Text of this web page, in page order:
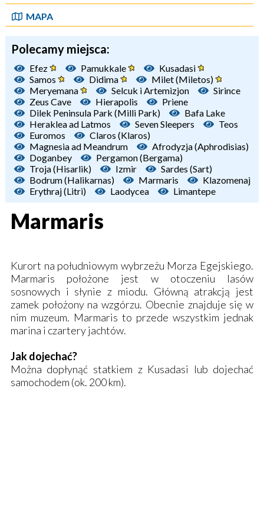
MAPA
Polecamy miejsca:
Efez Pamukkale
Kusadasi
Samos
Didima
Milet (Miletos)
Meryemana
Selcuk i Artemizjon
Sirince
Zeus Cave
Hierapolis
Priene
Dilek Peninsula Park (Milli Park)
Bafa Lake
Heraklea ad Latmos
Seven Sleepers
Teos
Euromos
Claros (Klaros)
Magnesia ad Meandrum
Afrodyzja (Aphrodisias)
Doganbey
Pergamon (Bergama)
Troja (Hisarlik)
Izmir
Sardes (Sart)
Bodrum (Halikarnas)
Marmaris
Klazomenaj
Erythraj (Litri)
Laodycea Limantepe
Marmaris
Kurort na południowym wybrzeżu Morza Egejskiego.
Marmaris położone jest w otoczeniu lasów
sosnowych i słynie z miodu. Główną atrakcją jest
zamek położony na wzgórzu. Obecnie znajduje się w
nim muzeum. Marmaris to przede wszystkim jednak
marina i czartery jachtów.
Jak dojechać?
Można dopłynąć statkiem z Kusadasi lub dojechać
samochodem (ok. 200 km).